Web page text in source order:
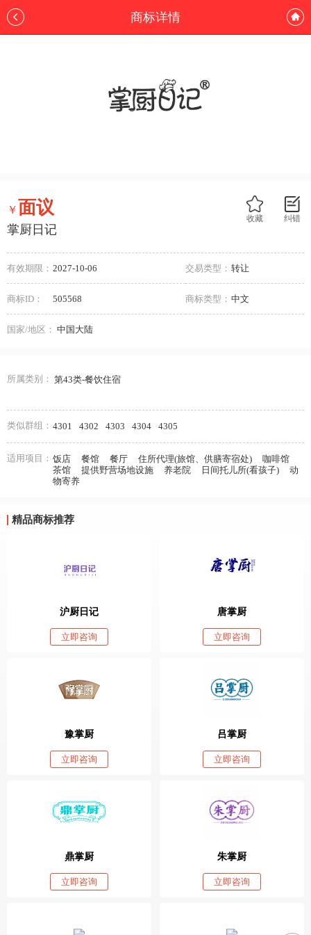
商标详情
纠错
收藏
￥面议
掌厨日记
有效期限： 2027-10-06 交易类型： 转让
商标ID： 505568 商标类型： 中文
国家/地区： 中国大陆
所属类别： 第43类-餐饮住宿
类似群组： 4301 4302 4303 4304 4305
适用项目： 饭店 餐馆 餐厅 住所代理(旅馆、供膳寄宿处)
咖啡馆
茶馆
提供野营场地设施 养老院 日间托儿所(看孩子)
动
物寄养
精品商标推荐
沪厨日记
立即咨询
唐掌厨
立即咨询
豫掌厨
立即咨询
吕掌厨
立即咨询
鼎掌厨
立即咨询
朱掌厨
立即咨询